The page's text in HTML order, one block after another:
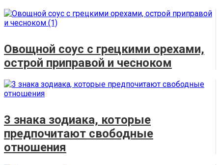
Овощной соус с грецкими орехами,
острой приправой и чесноком
3 знака зодиака, которые
предпочитают свободные
отношения